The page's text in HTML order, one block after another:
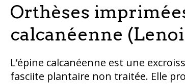
Orthèses
calcanéenne
L’épine calcanéenne est une
fasciite plantaire non traitée. Elle